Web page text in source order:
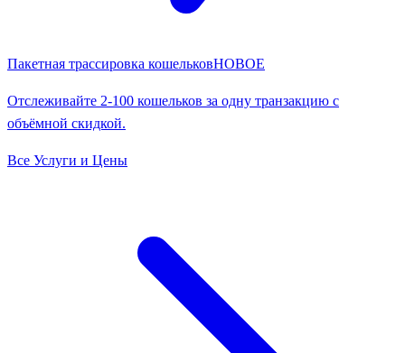
Пакетная трассировка кошельковНОВОЕ
Отслеживайте 2-100 кошельков за одну транзакцию с
объёмной скидкой.
Все Услуги и Цены